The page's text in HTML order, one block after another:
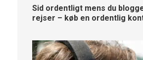
Sid ordentligt mens du
rejser – køb en ordentlig